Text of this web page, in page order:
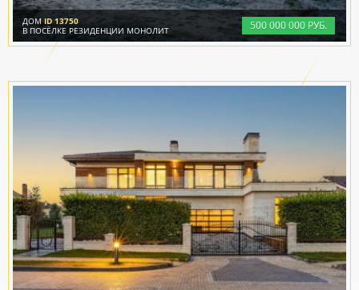
500000000 РУБ.
ДОМ ID 13750
В ПОСЁЛКЕ РЕЗИДЕНЦИИ МОНОЛИТ